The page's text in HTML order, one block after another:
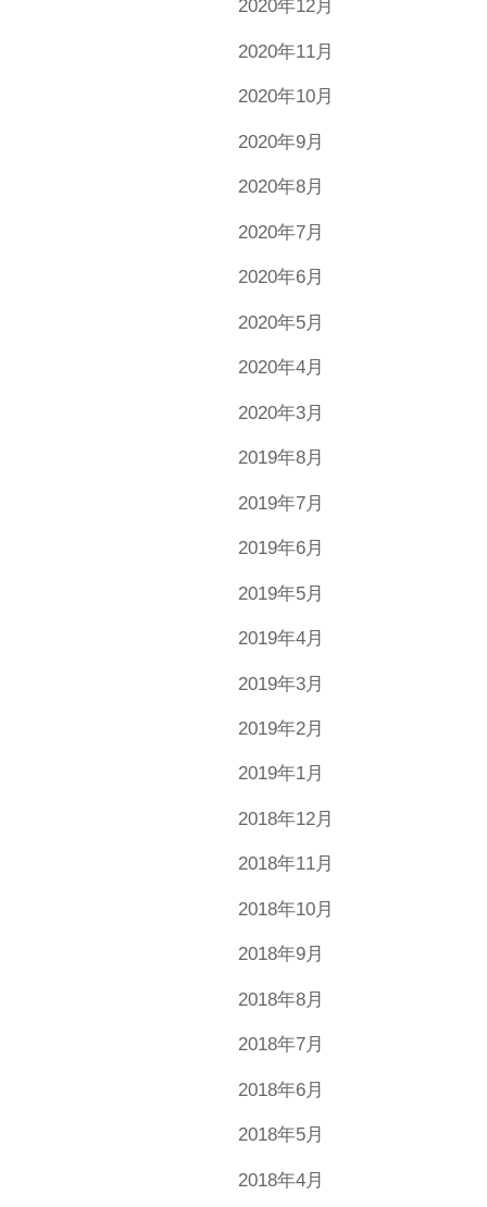
2020年12月
2020年11月
2020年10月
2020年9月
2020年8月
2020年7月
2020年6月
2020年5月
2020年4月
2020年3月
2019年8月
2019年7月
2019年6月
2019年5月
2019年4月
2019年3月
2019年2月
2019年1月
2018年12月
2018年11月
2018年10月
2018年9月
2018年8月
2018年7月
2018年6月
2018年5月
2018年4月